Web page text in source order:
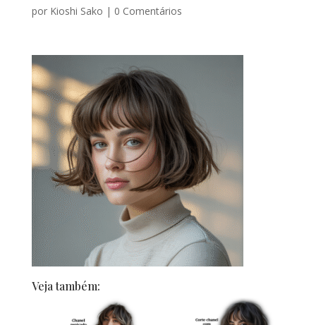
por Kioshi Sako | 0 Comentários
Veja também: